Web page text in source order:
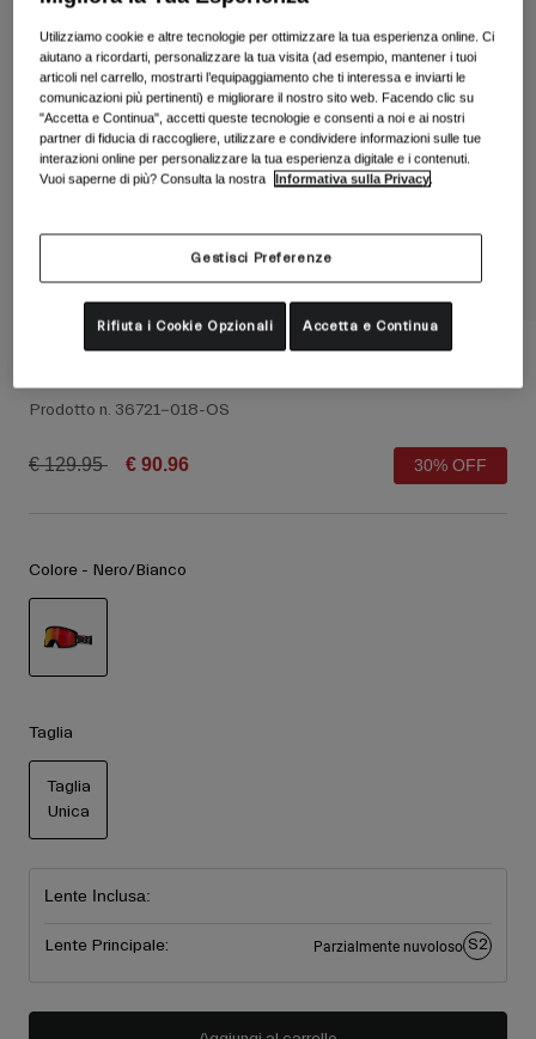
Scarpe
Scarpe da Strada
Scarpe da MTB
Scarpe da Gravel
Abbigliamento
Abbigliamento da MTB
Maschere
Guanti
Ricambi
Maschere
Sci
Snowboard
Lenti di ricambio
Vedi tutto
Vedi tutto
Utilizzo
Backcountry
Freestyle
Sci Gara
Maschera Blok Reverb
Prodotto n. 36721-018-OS
Price reduced from
€ 129.95to € 90.96 30% OFF
Colore - Nero/Bianco
Taglia
Taglia
Unica
Lente Inclusa:
Lente Principale: Parzialmente nuvoloso S2
Utilizziamo cookie e altre tecnologie per ottimizzare la tua esperienza online. Ci
aiutano a ricordarti, personalizzare la tua visita (ad esempio, mantener i tuoi
articoli nel carrello, mostrarti l’equipaggiamento che ti interessa e inviarti le
comunicazioni più pertinenti) e migliorare il nostro sito web. Facendo clic su
"Accetta e Continua", accetti queste tecnologie e consenti a noi e ai nostri
partner di fiducia di raccogliere, utilizzare e condividere informazioni sulle tue
interazioni online per personalizzare la tua esperienza digitale e i contenuti.
Vuoi saperne di più? Consulta la nostra
Informativa sulla Privacy
Gestisci Preferenze
Rifiuta i Cookie Opzionali Accetta e Continua